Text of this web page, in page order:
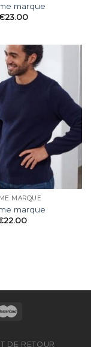
marque
23.00
MARQUE
marque
22.00
DE RETOUR